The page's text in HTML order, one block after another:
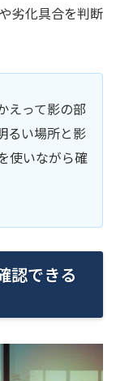
劣化具合を判断
えって影の部
るい場所と影
使いながら確
認できる